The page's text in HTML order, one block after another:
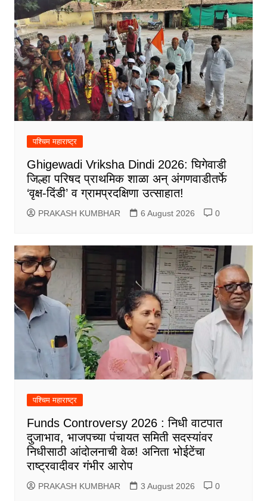
पश्चिम महाराष्ट्र
Ghigewadi Vriksha Dindi 2026: घिगेवाडी
जिल्हा परिषद प्राथमिक शाळा अन् अंगणवाडीतर्फे
‘वृक्ष-दिंडी’ व ग्रामप्रदक्षिणा उत्साहात!
PRAKASH KUMBHAR 6 August 2026 0
पश्चिम महाराष्ट्र
Funds Controversy 2026 : निधी वाटपात
दुजाभाव, भाजपच्या पंचायत समिती सदस्यांवर
निधीसाठी आंदोलनाची वेळ! अनिता भोईटेंचा
राष्ट्रवादीवर गंभीर आरोप
PRAKASH KUMBHAR 3 August 2026 0